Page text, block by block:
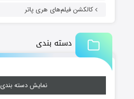
کالکشن فیلم‌های هری پاتر
دسته بندی
نمایش دسته بندی